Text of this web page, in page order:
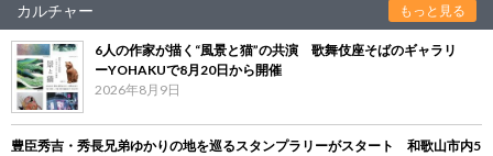
カルチャー もっと見る
6人の作家が描く“風景と猫”の共演 歌舞伎座そばのギャラリ
ーYOHAKUで8月20日から開催
2026年8月9日
豊臣秀吉・秀長兄弟ゆかりの地を巡るスタンプラリーがスタート 和歌山市内5